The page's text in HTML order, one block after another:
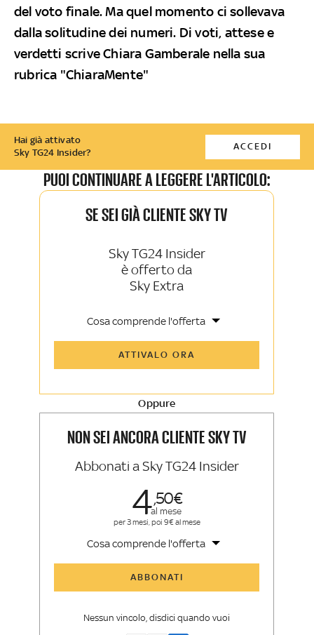
del voto finale. Ma quel momento ci sollevava
dalla solitudine dei numeri. Di voti, attese e
verdetti scrive Chiara Gamberale nella sua
rubrica "ChiaraMente"
Hai già attivato
Sky TG24 Insider?
ACCEDI
PUOI CONTINUARE A LEGGERE L'ARTICOLO:
SE SEI GIÀ CLIENTE SKY TV
Sky TG24 Insider
è offerto da
Sky Extra
Cosa comprende l'offerta
Sky Sport Insider
La newsletter esclusiva di Sky TG24
ATTIVALO ORA
Oppure
NON SEI ANCORA CLIENTE SKY TV
Abbonati a Sky TG24 Insider
450
al mese
per 3 mesi, poi 9€ al mese
Cosa comprende l'offerta
ABBONATI
Nessun vincolo, disdici quando vuoi